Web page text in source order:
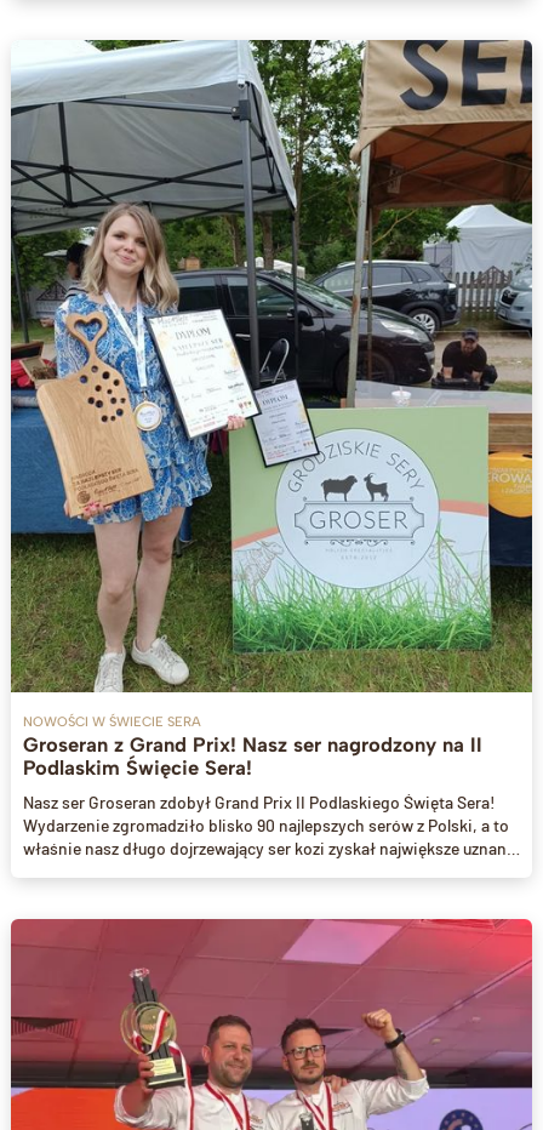
NOWOŚCI W ŚWIECIE SERA
Groseran z Grand Prix! Nasz ser nagrodzony na II
Podlaskim Święcie Sera!
Nasz ser Groseran zdobył Grand Prix II Podlaskiego Święta Sera!
Wydarzenie zgromadziło blisko 90 najlepszych serów z Polski, a to
właśnie nasz długo dojrzewający ser kozi zyskał największe uznanie